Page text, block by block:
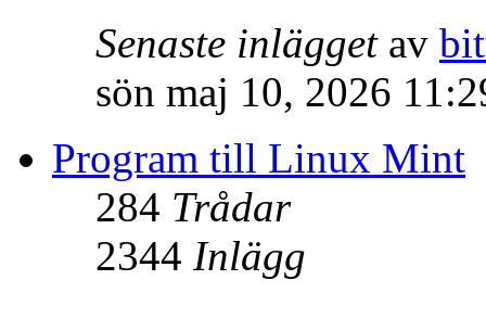
Senaste inläggetav
sön maj 10, 2026
Program till Linux Mint
284 Trådar
2344 Inlägg